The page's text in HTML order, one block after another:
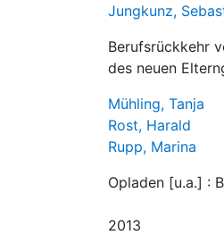
Jungkunz,
Berufsrückkehr
des neuen
Mühling, Tanja
Rost, Harald
Rupp, Marina
Opladen [u.a.] :
2013